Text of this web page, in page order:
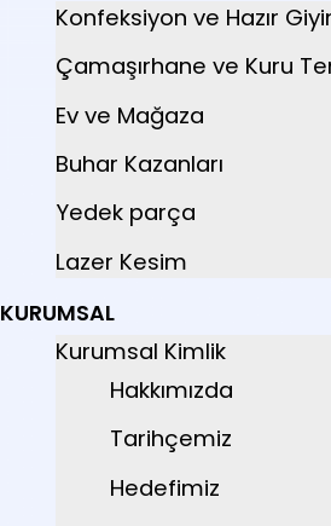
Konfeksiyon ve Hazır
Çamaşırhane ve Kuru
Ev ve Mağaza
Buhar Kazanları
Yedek parça
Lazer Kesim
KURUMSAL
Kurumsal Kimlik
Hakkımızda
Tarihçemiz
Hedefimiz